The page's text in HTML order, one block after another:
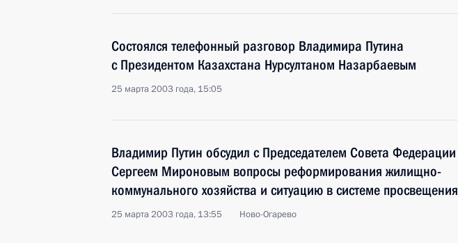
Состоялся телефонный разговор Владимира Путина
с Президентом Казахстана Нурсултаном Назарбаевым
25 марта 2003 года, 15:05
Владимир Путин обсудил с Председателем Совета Федерации
Сергеем Мироновым вопросы реформирования жилищно-
коммунального хозяйства и ситуацию в системе просвещения
25 марта 2003 года, 13:55 Ново-Огарево